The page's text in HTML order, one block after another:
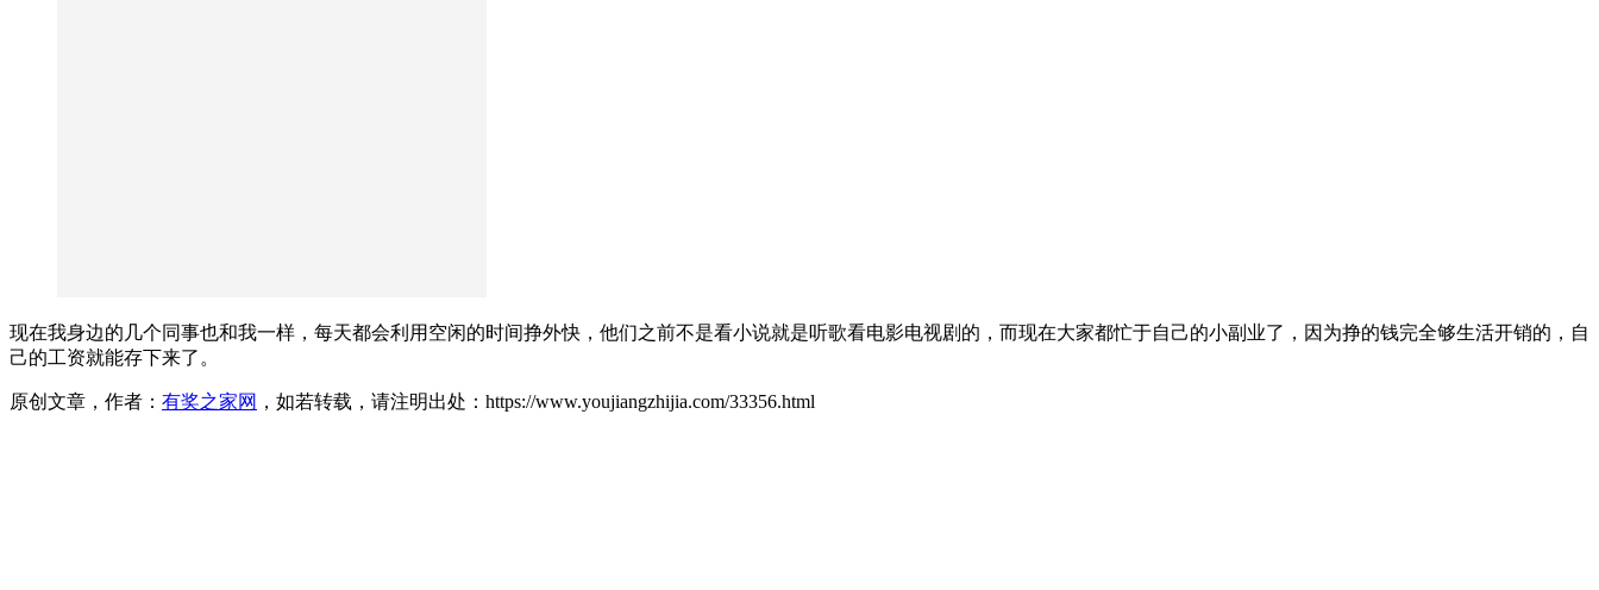
现在我身边的几个同事也和我一样，每天都会利用空闲的时间挣外快，他们之前不是看小说就是听歌看电影电视剧的，而现在大家都忙于自己的小副业了，因为挣的钱完全够生活开销的，自
己的工资就能存下来了。
原创文章，作者： 有奖之家网 ，如若转载，请注明出处：https://www.youjiangzhijia.com/33356.html